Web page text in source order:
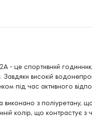
- це спортивний
Завдяки високій
під час активного
з поліуретану,
колір, що контрастує